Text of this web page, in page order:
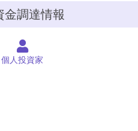
金調達情報
個人投資家